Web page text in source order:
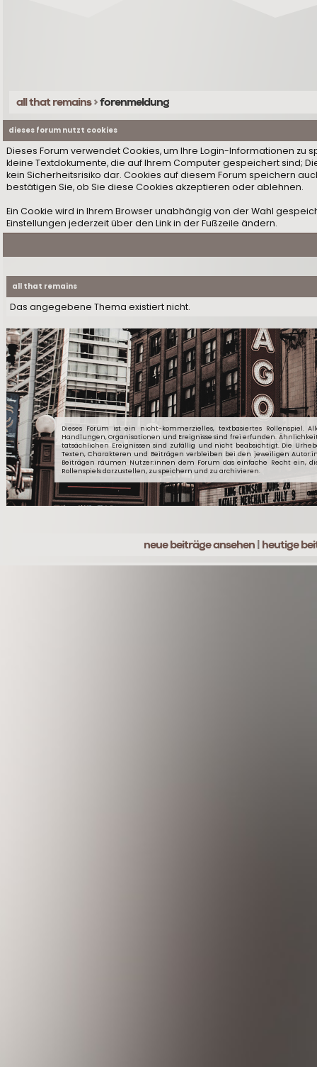
all that remains>forenmeldung
dieses forum nutzt cookies
Dieses Forum verwendet Cookies, um Ihre Login-Informationen zu
kleine Textdokumente, die auf Ihrem Computer gespeichert sind;
kein Sicherheitsrisiko dar. Cookies auf diesem Forum speichern
bestätigen Sie, ob Sie diese Cookies akzeptieren oder ablehnen.
Ein Cookie wird in Ihrem Browser unabhängig von der Wahl
Einstellungen jederzeit über den Link in der Fußzeile ändern.
all that remains
Das angegebene Thema existiert nicht.
Dieses Forum ist ein nicht-kommerzielles, textbasiertes Rollenspiel.
Handlungen, Organisationen und Ereignisse sind frei erfunden.
tatsächlichen Ereignissen sind zufällig und nicht beabsichtigt. Die
Texten, Charakteren und Beiträgen verbleiben bei den jeweiligen
Beiträgen räumen Nutzer:innen dem Forum das einfache Recht ein,
Rollenspiels darzustellen, zu speichern und zu archivieren.
neue beiträge ansehen|heutige